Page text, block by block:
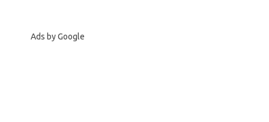
Ads by Google